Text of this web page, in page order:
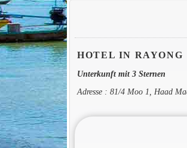
HOTEL IN RAYONG
Unterkunft mit 3 Sternen
Adresse : 81/4 Moo 1, Haad